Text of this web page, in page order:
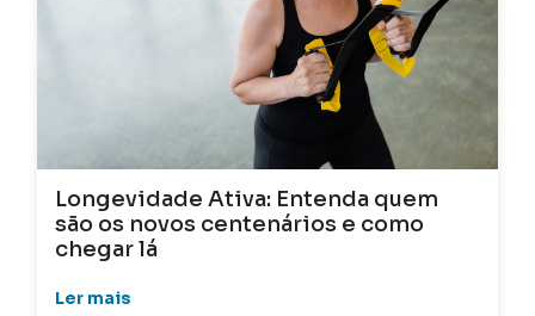
Longevidade Ativa: Entenda quem
são os novos centenários e como
chegar lá
Ler mais